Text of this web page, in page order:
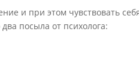
и при этом чувствовать
посыла от психолога: